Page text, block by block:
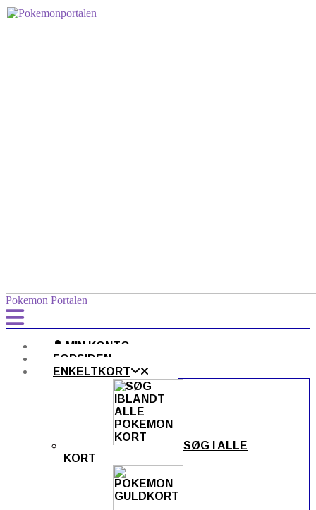
Pokemon Portalen
MIN KONTO
FORSIDEN
ENKELTKORT
SØG I ALLE
KORT